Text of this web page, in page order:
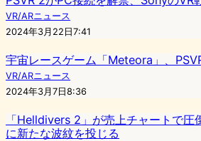
VR/ARニュース
2024年3月22日7:41
宇宙レースゲーム「Meteora」、
VR/ARニュース
2024年3月7日8:36
「Helldivers 2」が売上チャートで圧
に新たな波紋を投じる